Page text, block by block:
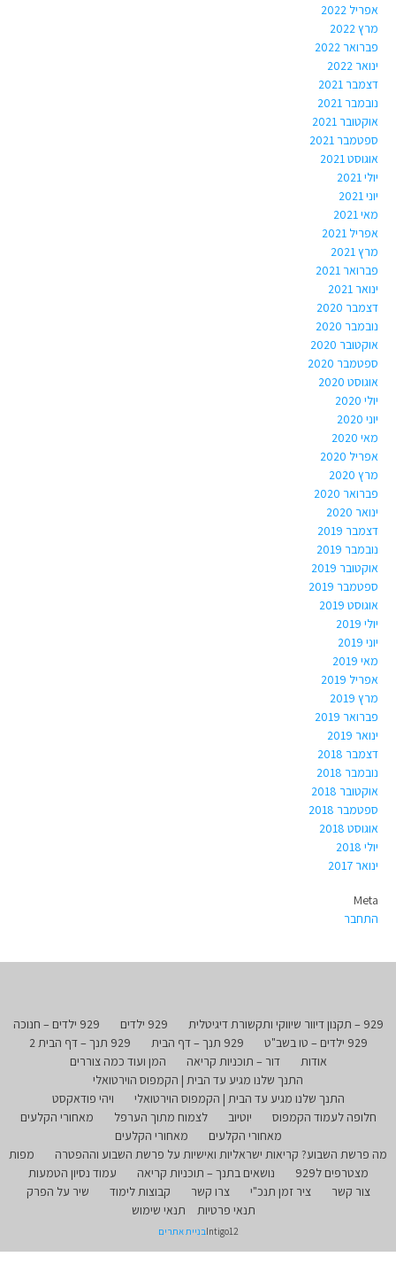
אפריל 2022
מרץ 2022
פברואר 2022
ינואר 2022
דצמבר 2021
נובמבר 2021
אוקטובר 2021
ספטמבר 2021
אוגוסט 2021
יולי 2021
יוני 2021
מאי 2021
אפריל 2021
מרץ 2021
פברואר 2021
ינואר 2021
דצמבר 2020
נובמבר 2020
אוקטובר 2020
ספטמבר 2020
אוגוסט 2020
יולי 2020
יוני 2020
מאי 2020
אפריל 2020
מרץ 2020
פברואר 2020
ינואר 2020
דצמבר 2019
נובמבר 2019
אוקטובר 2019
ספטמבר 2019
אוגוסט 2019
יולי 2019
יוני 2019
מאי 2019
אפריל 2019
מרץ 2019
פברואר 2019
ינואר 2019
דצמבר 2018
נובמבר 2018
אוקטובר 2018
ספטמבר 2018
אוגוסט 2018
יולי 2018
ינואר 2017
Meta
התחבר
929 – תקנון דיוור שיווקי ותקשורת דיגיטלית 929 ילדים
929 ילדים – חנוכה
929 ילדים – טו בשב"ט
929 תנך – דף הבית
929 תנך – דף הבית 2
אודות
דור – תוכניות קריאה
המן ועוד כמה צוררים
התנך שלנו מגיע עד הבית | הקמפוס הוירטואלי
התנך שלנו מגיע עד הבית | הקמפוס הוירטואלי
ויהי פודאקסט
חלופה לעמוד הקמפוס
יוטיוב לצמוח מתוך הערפל
מאחורי הקלעים
מאחורי הקלעים
מאחורי הקלעים
מה פרשת השבוע? קריאות ישראליות ואישיות על פרשת השבוע וההפטרה
מפות
מצטרפים ל929
נושאים בתנך – תוכניות קריאה
עמוד נסיון הטמעות
צור קשר
ציר זמן תנכ"י צרו קשר קבוצות לימוד
שיר על הפרק
תנאי פרטיות
תנאי שימוש
Intigo12בניית אתרים